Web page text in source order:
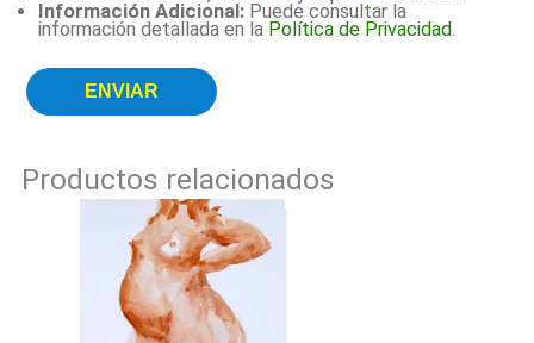
Información Adicional:Puede consultar la
información detallada en la Política de Privacidad.
Productos relacionados